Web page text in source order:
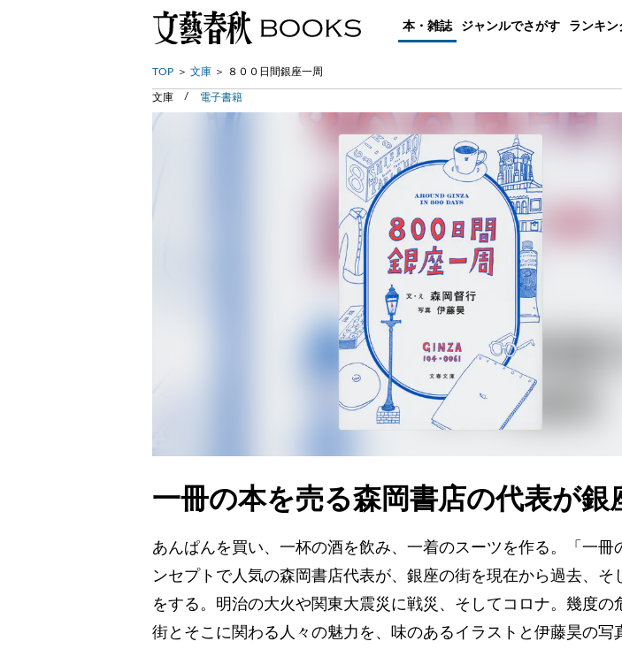
本・雑誌 ジャンルでさがす ランキン
TOP 文庫 ８００日間銀座一周
文庫 電子書籍
一冊の本を売る森岡書店の代表が銀
あんぱんを買い、一杯の酒を飲み、一着のスーツを作る。「一冊
ンセプトで人気の森岡書店代表が、銀座の街を現在から過去、そ
をする。明治の大火や関東大震災に戦災、そしてコロナ。幾度の
街とそこに関わる人々の魅力を、味のあるイラストと伊藤昊の写